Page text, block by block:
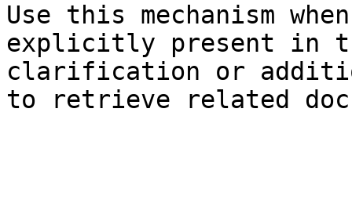
Use this mechanism
explicitly present in
clarification or